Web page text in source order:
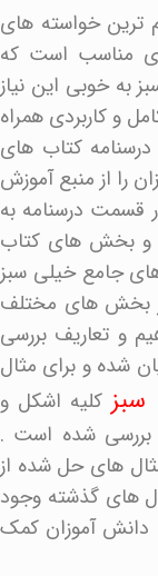
ترین خواسته های
مناسب است که
به خوبی این نیاز
و کاربردی همراه
کتاب های
را از منبع آموزش
قسمت درسنامه به
و بخش های کتاب
جامع خیلی سبز
بخش های مختلف
و تعاریف بررسی
شده و برای مثال
کلیه اشکل و
بررسی شده است .
های حل شده از
های گذشته وجود
دانش آموزان کمک